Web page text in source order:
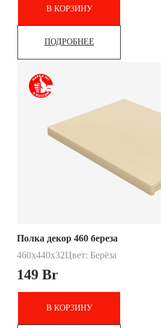
В КОРЗИНУ
ПОДРОБНЕЕ
Полка декор 460 береза
460х440х32Цвет: Берёза
149 Br
В КОРЗИНУ